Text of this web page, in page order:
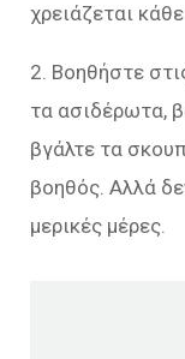
χρειάζεται
2. Βοηθήστε
τα ασιδέρωτα,
βγάλτε τα
βοηθός. Αλλά
μερικές μέρες.